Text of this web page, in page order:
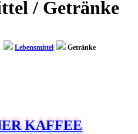
/ Getränke
Lebensmittel Getränke
KAFFEE